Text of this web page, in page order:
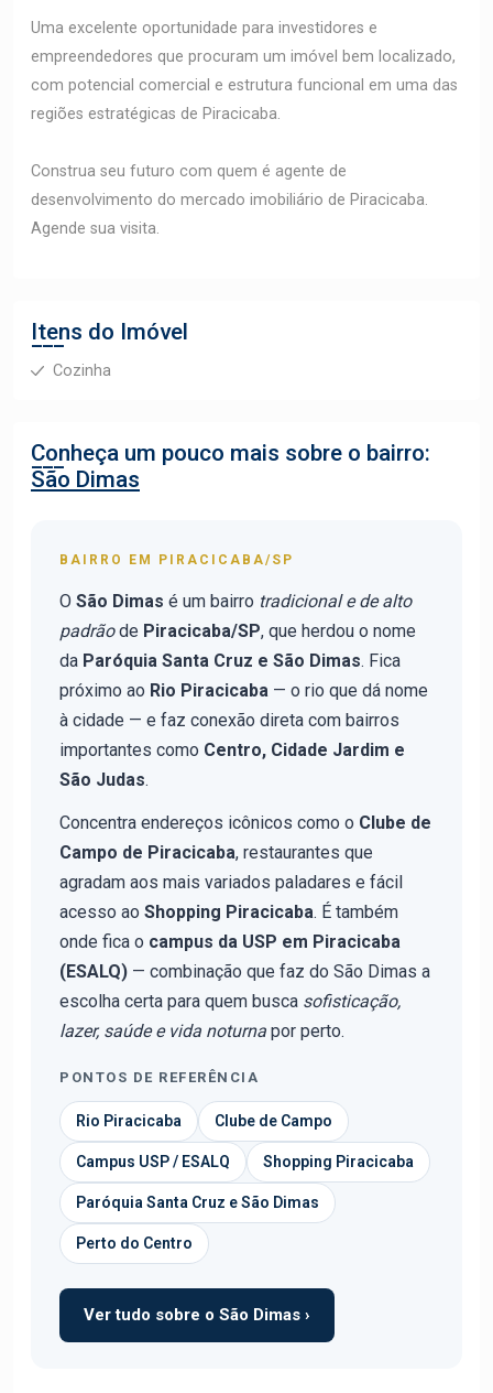
Uma excelente oportunidade para investidores e
empreendedores que procuram um imóvel bem localizado,
com potencial comercial e estrutura funcional em uma das
regiões estratégicas de Piracicaba.
Construa seu futuro com quem é agente de
desenvolvimento do mercado imobiliário de Piracicaba.
Agende sua visita.
Itens do Imóvel
Cozinha
Conheça um pouco mais sobre o bairro:
São Dimas
BAIRRO EM PIRACICABA/SP
O São Dimas é um bairro tradicional e de alto
padrãode Piracicaba/SP, que herdou o nome
da Paróquia Santa Cruz e São Dimas. Fica
próximo ao Rio Piracicaba — o rio que dá nome
à cidade — e faz conexão direta com bairros
importantes como Centro, Cidade Jardim e
São Judas.
Concentra endereços icônicos como o Clube de
Campo de Piracicaba, restaurantes que
agradam aos mais variados paladares e fácil
acesso ao Shopping Piracicaba. É também
onde fica o campus da USP em Piracicaba
(ESALQ) — combinação que faz do São Dimas a
escolha certa para quem busca sofisticação,
lazer, saúde e vida noturna por perto.
PONTOS DE REFERÊNCIA
Rio Piracicaba Clube de Campo
Campus USP / ESALQ Shopping Piracicaba
Paróquia Santa Cruz e São Dimas
Perto do Centro
Ver tudo sobre o São Dimas ›